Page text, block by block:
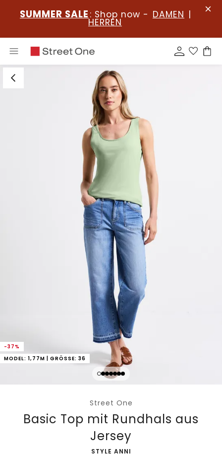
SUMMER SALE : Shop now - DAMEN |
HERREN
-37%
MODEL: 1,77M | GRÖSSE: 36
Street One
Basic Top mit Rundhals aus
Jersey
-
STYLE ANNI